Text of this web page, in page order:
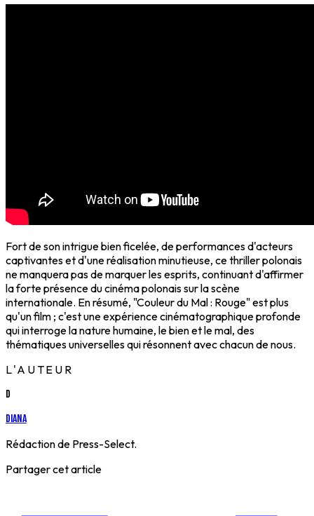
Fort de son intrigue bien ficelée, de performances d'acteurs
captivantes et d'une réalisation minutieuse, ce thriller polonais
ne manquera pas de marquer les esprits, continuant d'affirmer
la forte présence du cinéma polonais sur la scène
internationale. En résumé, "Couleur du Mal : Rouge" est plus
qu'un film ; c'est une expérience cinématographique profonde
qui interroge la nature humaine, le bien et le mal, des
thématiques universelles qui résonnent avec chacun de nous.
L'AUTEUR
D
Diana
Rédaction de Press-Select.
Partager cet article